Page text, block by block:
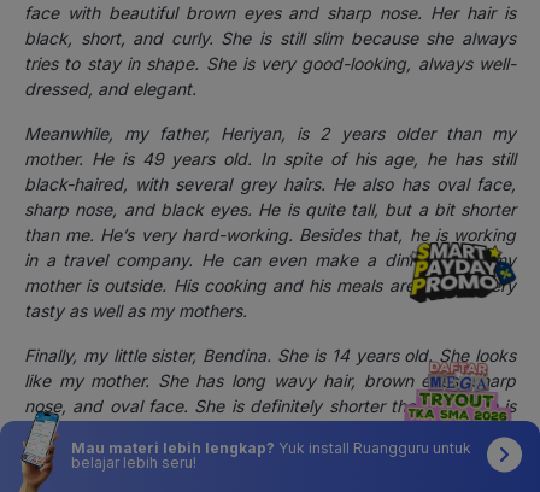
face with beautiful brown eyes and sharp nose. Her hair is
black, short, and curly. She is still slim because she always
tries to stay in shape. She is very good-looking, always well-
dressed, and elegant.
Meanwhile, my father, Heriyan, is 2 years older than my
mother. He is 49 years old. In spite of his age, he has still
black-haired, with several grey hairs. He also has oval face,
sharp nose, and black eyes. He is quite tall, but a bit shorter
than me. He’s very hard-working. Besides that, he is working
in a travel company. He can even make a dinner when my
mother is outside. His cooking and his meals are always very
tasty as well as my mothers.
Finally, my little sister, Bendina. She is 14 years old. She looks
like my mother. She has long wavy hair, brown eyes, sharp
nose, and oval face. She is definitely shorter than me. She is
rather introverted. But she is very sensible, smart, and co-
operative. Right now, she is studying at Junior High School in
8th grade. I want to be as smart as she is.
Mau materi lebih lengkap? Yuk install Ruangguru untuk
belajar lebih seru!